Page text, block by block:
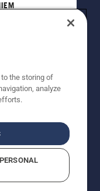
(publ). Visas
to the storing of
analyze